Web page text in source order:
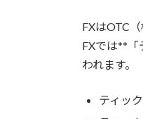
FXはOTC
FXでは**「
われます。
ティッ